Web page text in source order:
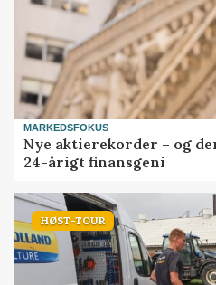
MARKEDSFOKUS
Nye aktierekorder – og
24-årigt finansgeni
HØST-TOUR